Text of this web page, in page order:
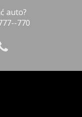
auto?
770